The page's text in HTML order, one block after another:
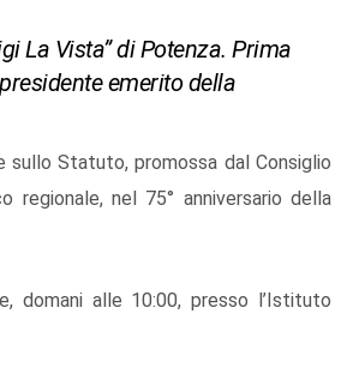
La Vista” di Potenza. Prima
emerito della
Statuto, promossa dal Consiglio
regionale, nel 75° anniversario della
domani alle 10:00, presso l’Istituto